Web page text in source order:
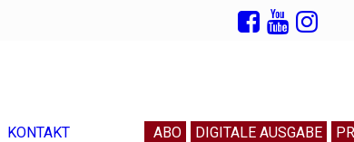
KONTAKT ABO DIGITALE AUSGABE